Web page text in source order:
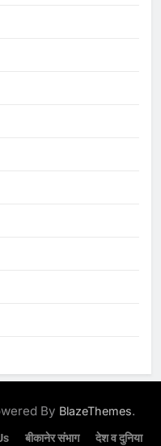
By BlazeThemes.
बीकानेर संभाग देश व दुनिया